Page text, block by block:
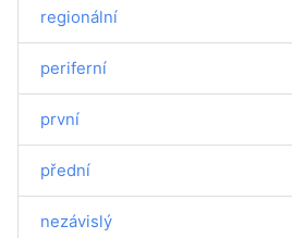
regionální
periferní
první
přední
nezávislý